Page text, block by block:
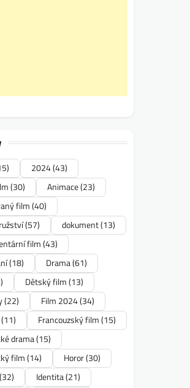
2024(43)
(30) Animace(23)
film(40)
(57) dokument(13)
film(43)
(18) Drama(61)
Dětský film(13)
(22) Film 2024(34)
(11) Francouzský film(15)
drama(15)
film(14) Horor(30)
(32) Identita(21)